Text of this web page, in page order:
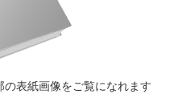
表紙画像をご覧になれます